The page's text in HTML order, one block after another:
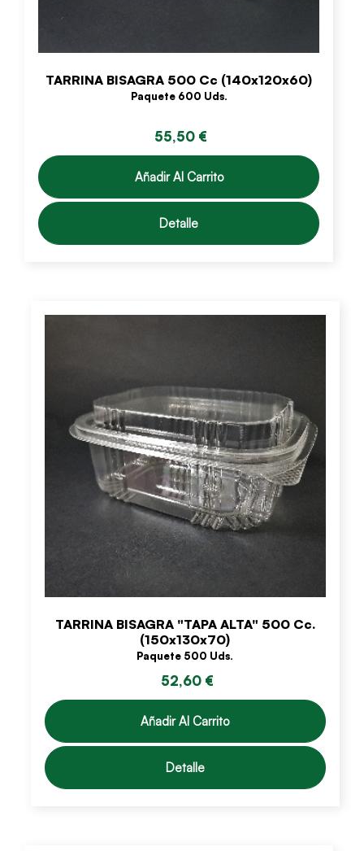
TARRINA BISAGRA 500 Cc (140x120x60)
Paquete 600 Uds.
55,50 €
Añadir Al Carrito
Detalle
TARRINA BISAGRA "TAPA ALTA" 500 Cc.
(150x130x70)
Paquete 500 Uds.
52,60 €
Añadir Al Carrito
Detalle